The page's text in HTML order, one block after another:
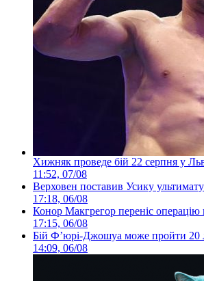
Хижняк проведе бій 22 серпня у
11:52, 07/08
Верховен поставив Усику
17:18, 06/08
Конор Макгрегор переніс операцію
17:15, 06/08
Бій Ф’юрі-Джошуа може пройти 20
14:09, 06/08